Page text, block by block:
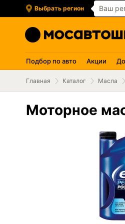
Выбрать регион Ваш
Подбор по авто Акции
Главная Каталог Масла
Моторное